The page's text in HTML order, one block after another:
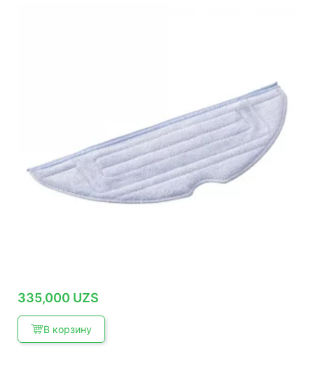
335,000 UZS
В корзину